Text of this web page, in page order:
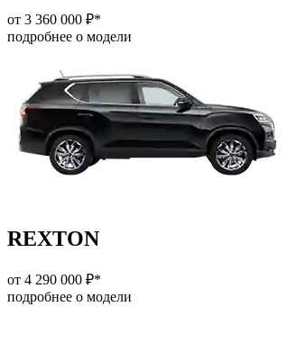
от 3 360 000 ₽*
подробнее о модели
REXTON
от 4 290 000 ₽*
подробнее о модели